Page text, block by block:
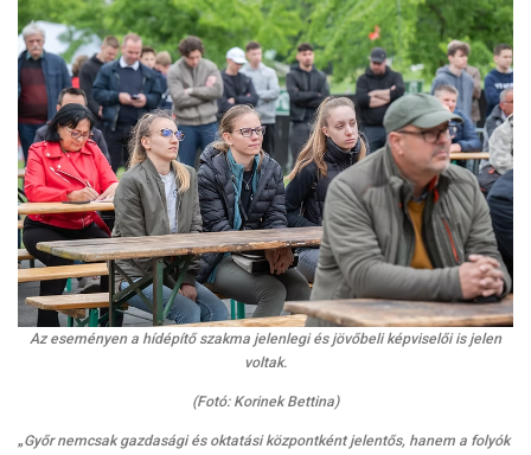
Az eseményen a hídépítő szakma jelenlegi és jövőbeli képviselői is jelen
voltak.
(Fotó: Korinek Bettina)
„Győr nemcsak gazdasági és oktatási központként jelentős, hanem a folyók